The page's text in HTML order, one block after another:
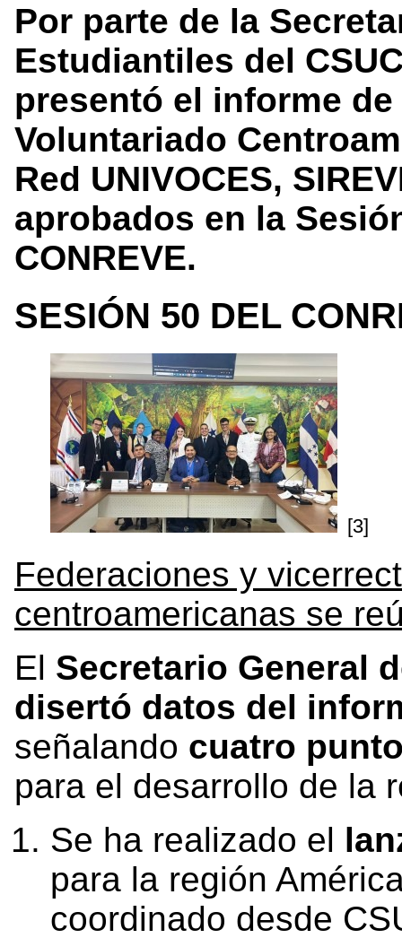
Por parte de la
Estudiantiles del
presentó el informe
Voluntariado
Red UNIVOCES,
aprobados en la
CONREVE.
SESIÓN 50 DEL
[3]
Federaciones y
centroamericanas se
El Secretario General
disertó datos del
señalando cuatro
para el desarrollo de la
Se ha realizado el
para la región
coordinado desde